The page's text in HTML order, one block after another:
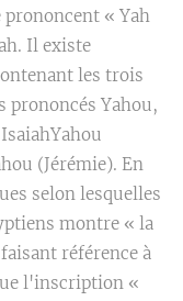
Il existe
les trois
prononcés Yahou,
(Jérémie). En
selon lesquelles
montre « la
référence à
l'inscription «